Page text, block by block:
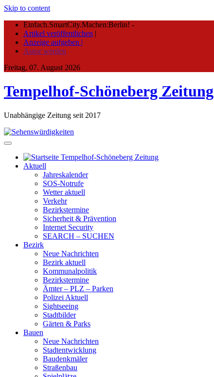
Skip to content
Einfach.SmartCity.Machen:Berlin! -
Artikel veröffentlichen |
Anzeige aufgeben |
Autor werden
Freitag, 07. August 2026
Tempelhof-Schöneberg Zeitung
Unabhängige Zeitung seit 2017
Aktuell
Jahreskalender
SOS-Notrufe
Wetter aktuell
Verkehr
Bezirkstermine
Sicherheit & Prävention
Internet Security
SEARCH – SUCHEN
Bezirk
Neue Nachrichten
Bezirk aktuell
Kommunalpolitik
Bezirkstermine
Ämter – PLZ – Parken
Polizei Aktuell
Sightseeing
Stadtbilder
Gärten & Parks
Bauen
Neue Nachrichten
Stadtentwicklung
Baudenkmäler
Straßenbau